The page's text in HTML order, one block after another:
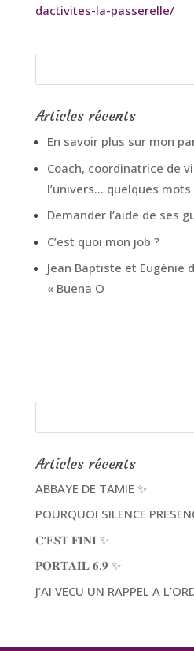
dactivites-la-passerelle/
Articles récents
En savoir plus sur mon
Coach, coordinatrice de
l’univers… quelques mots
Demander l’aide de ses
C’est quoi mon job ?
Jean Baptiste et Eugénie
« Buena O
Articles récents
ABBAYE DE TAMIE ✨
POURQUOI SILENCE
𝐂’𝐄𝐒𝐓 𝐅𝐈𝐍𝐈 ✨
𝐏𝐎𝐑𝐓𝐀𝐈𝐋 𝟔.𝟗 ✨
J’AI VECU UN RAPPEL A